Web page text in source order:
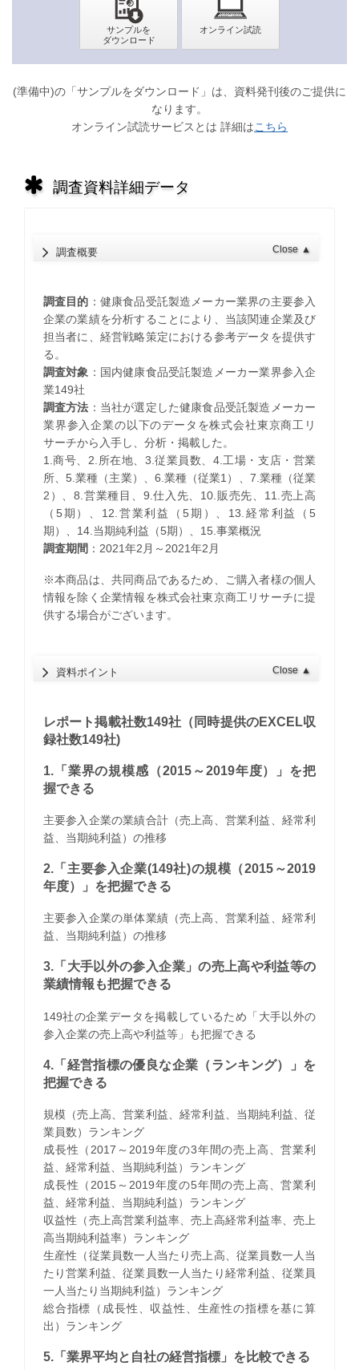
(準備中)の「サンプルをダウンロード」は、資料発刊後のご提供に
なります。
オンライン試読サービスとは 詳細はこちら
調査資料詳細データ
調査概要 Close ▲
調査目的 ：健康食品受託製造メーカー業界の主要参入
企業の業績を分析することにより、当該関連企業及び
担当者に、経営戦略策定における参考データを提供す
る。
調査対象 ：国内健康食品受託製造メーカー業界参入企
業149社
調査方法 ：当社が選定した健康食品受託製造メーカー
業界参入企業の以下のデータを株式会社東京商工リ
サーチから入手し、分析・掲載した。
1.商号、2.所在地、3.従業員数、4.工場・支店・営業
所、5.業種（主業）、6.業種（従業1）、7.業種（従業
2）、8.営業種目、9.仕入先、10.販売先、11.売上高
（5期）、12.営業利益（5期）、13.経常利益（5
期）、14.当期純利益（5期）、15.事業概況
調査期間 ：2021年2月～2021年2月
※本商品は、共同商品であるため、ご購入者様の個人
情報を除く企業情報を株式会社東京商工リサーチに提
供する場合がございます。
資料ポイント Close ▲
レポート掲載社数149社（同時提供のEXCEL収
録社数149社)
1.「業界の規模感（2015～2019年度）」を把
握できる
主要参入企業の業績合計（売上高、営業利益、経常利
益、当期純利益）の推移
2.「主要参入企業(149社)の規模（2015～2019
年度）」を把握できる
主要参入企業の単体業績（売上高、営業利益、経常利
益、当期純利益）の推移
3.「大手以外の参入企業」の売上高や利益等の
業績情報も把握できる
149社の企業データを掲載しているため「大手以外の
参入企業の売上高や利益等」も把握できる
4.「経営指標の優良な企業（ランキング）」を
把握できる
規模（売上高、営業利益、経常利益、当期純利益、従
業員数）ランキング
成長性（2017～2019年度の3年間の売上高、営業利
益、経常利益、当期純利益）ランキング
成長性（2015～2019年度の5年間の売上高、営業利
益、経常利益、当期純利益）ランキング
収益性（売上高営業利益率、売上高経常利益率、売上
高当期純利益率）ランキング
生産性（従業員数一人当たり売上高、従業員数一人当
たり営業利益、従業員数一人当たり経常利益、従業員
一人当たり当期純利益）ランキング
総合指標（成長性、収益性、生産性の指標を基に算
出）ランキング
5.「業界平均と自社の経営指標」を比較できる